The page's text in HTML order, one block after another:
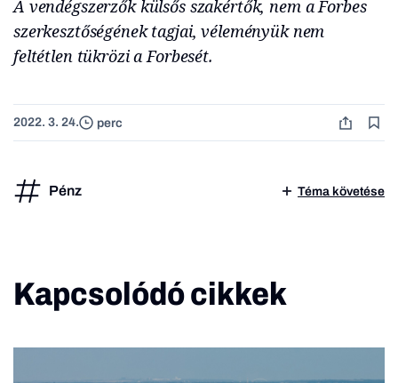
A vendégszerzők külsős szakértők, nem a Forbes
szerkesztőségének tagjai, véleményük nem
feltétlen tükrözi a Forbesét.
2022. 3. 24. perc
Pénz Téma követése
Kapcsolódó cikkek